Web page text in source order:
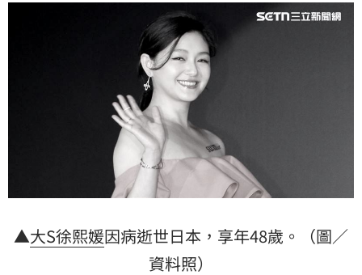
▲大S徐熙媛因病逝世日本，享年48歲。（圖／
資料照）